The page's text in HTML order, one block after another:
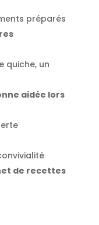
préparés
quiche, un
aidée lors
de recettes